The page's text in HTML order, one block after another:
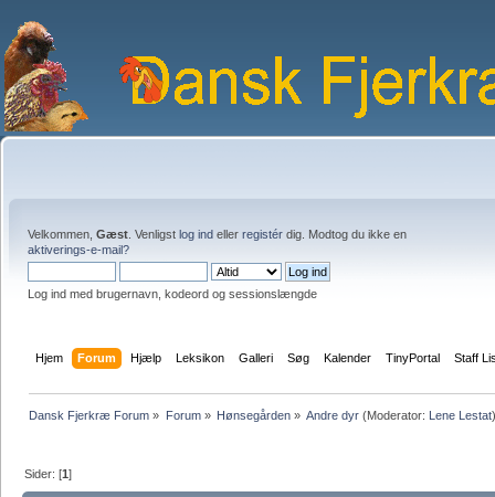
Velkommen, Gæst . Venligst log ind eller registér dig. Modtog du ikke en
aktiverings-e-mail?
Log ind med brugernavn, kodeord og sessionslængde
Hjem Forum Hjælp Leksikon Galleri Søg Kalender TinyPortal Staff
Dansk Fjerkræ Forum » Forum» Hønsegården» Andre dyr (Moderator: Lene Lestat
Sider: [1]